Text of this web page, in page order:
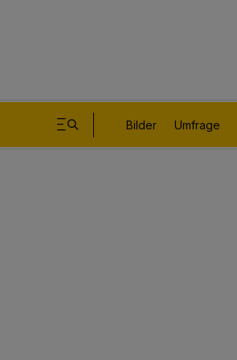
Bilder Umfrage